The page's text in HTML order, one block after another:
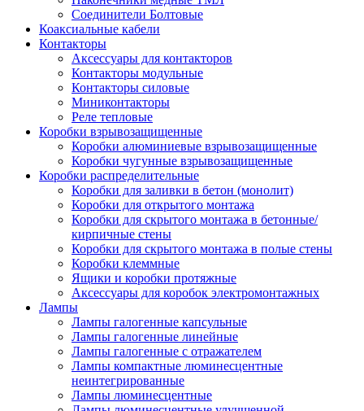
Соединители Болтовые
Коаксиальные кабели
Контакторы
Аксессуары для контакторов
Контакторы модульные
Контакторы силовые
Миниконтакторы
Реле тепловые
Коробки взрывозащищенные
Коробки алюминиевые взрывозащищенные
Коробки чугунные взрывозащищенные
Коробки распределительные
Коробки для заливки в бетон (монолит)
Коробки для открытого монтажа
Коробки для скрытого монтажа в бетонные/
кирпичные стены
Коробки для скрытого монтажа в полые стены
Коробки клеммные
Ящики и коробки протяжные
Аксессуары для коробок электромонтажных
Лампы
Лампы галогенные капсульные
Лампы галогенные линейные
Лампы галогенные с отражателем
Лампы компактные люминесцентные
неинтегрированные
Лампы люминесцентные